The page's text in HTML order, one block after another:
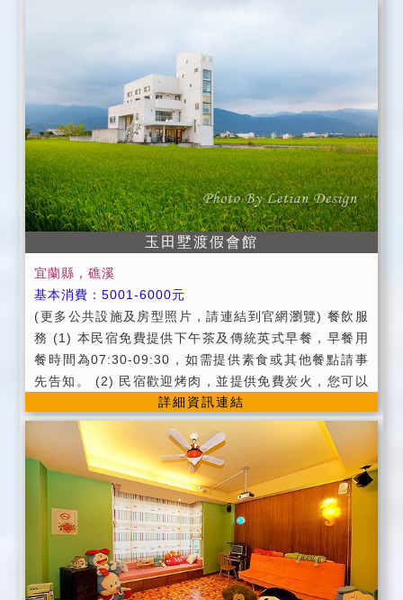
00) ●採用進口氣密窗、隔音佳，睡眠品質好，一覺到天
亮。 ●提供宜蘭旅遊資訊服務。 ●提供香醇迎賓咖啡及
玉田墅渡假會館
宜蘭縣，礁溪
基本消費：5001-6000元
(更多公共設施及房型照片，請連結到官網瀏覽) 餐飲服
務 (1) 本民宿免費提供下午茶及傳統英式早餐，早餐用
餐時間為07:30-09:30，如需提供素食或其他餐點請事
先告知。 (2) 民宿歡迎烤肉，並提供免費炭火，您可以
自備食 材，亦可請我們幫您代為準備(需額外費用3000
元 起約10人份，需事先預訂)，烤肉完畢敬請協助整 理
環境，並加以垃圾分類。 (3) 本民宿歡迎火鍋圍爐(需額
外費用2500元/約 10人份，需事先預約)。 (4) 本民宿提
供簡易晚餐(炒飯、水餃、義大利麵)，每份250元(含濃
湯、餐後甜點、水果及飲料，需事先預約)。 (5) 房間冰
箱內飲料免費。 (1) 15:00以後check in入住，11:00以
前check out退房。 (2) 建築物部分設施採特殊設計，請
家長特別留意隨行兒童安全。 (3) 民宿內全面禁止吸
詳細資訊連結